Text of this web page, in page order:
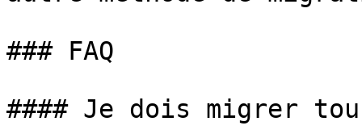
### FAQ
#### Je dois migrer